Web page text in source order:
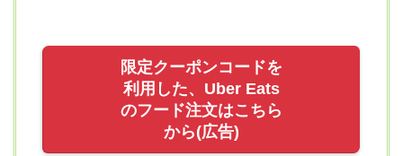
限定クーポンコードを
利用した、Uber Eats
のフード注文はこちら
から(広告)